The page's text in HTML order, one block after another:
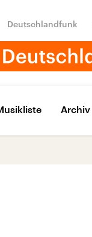
Deutschlandfunk
Archiv